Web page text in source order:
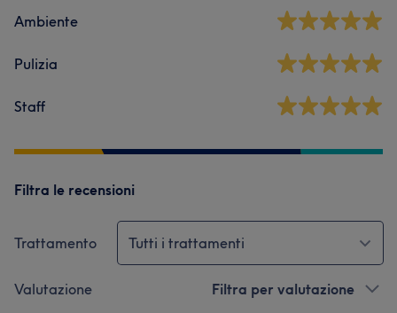
Ambiente
Pulizia
Staff
Filtra le recensioni
Trattamento Tutti i trattamenti
Valutazione Filtra per valutazione